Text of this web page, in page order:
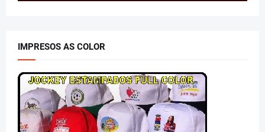
IMPRESOS AS COLOR